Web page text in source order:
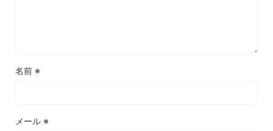
名前 ※
メール ※